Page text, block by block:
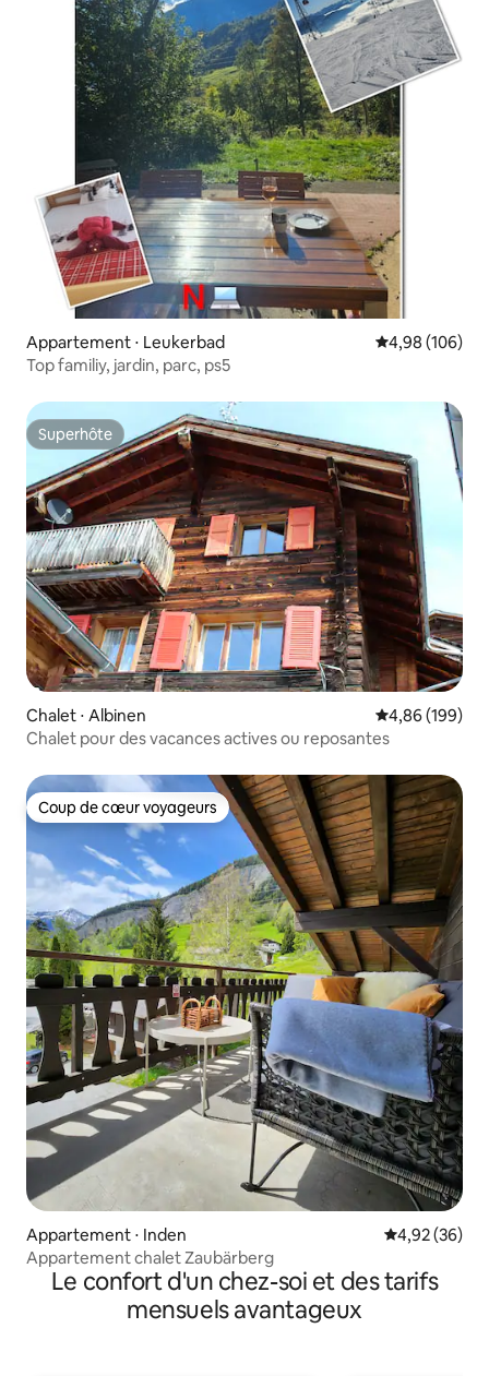
Appartement ⋅ Leukerbad Évaluation
4,98 (106)
Top familiy, jardin, parc, ps5
Superhôte
Superhôte
Chalet ⋅ Albinen Évaluation
4,86 (199)
Chalet pour des vacances actives ou reposantes
Coup de cœur voyageurs
Coup de cœur voyageurs
Appartement ⋅ Inden Évaluation
4,92 (36)
Appartement chalet Zaubärberg
Le confort d'un chez-soi et des tarifs
mensuels avantageux